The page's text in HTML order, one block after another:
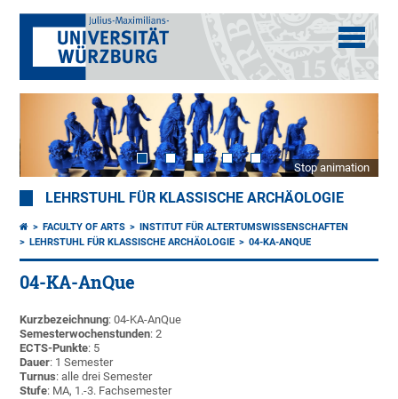
Stop animation
LEHRSTUHL FÜR KLASSISCHE ARCHÄOLOGIE
FACULTY OF ARTS
INSTITUT FÜR ALTERTUMSWISSENSCHAFTEN
LEHRSTUHL FÜR KLASSISCHE ARCHÄOLOGIE
04-KA-ANQUE
04-KA-AnQue
Kurzbezeichnung: 04-KA-AnQue
Semesterwochenstunden: 2
ECTS-Punkte: 5
Dauer: 1 Semester
Turnus: alle drei Semester
Stufe: MA, 1.-3. Fachsemester